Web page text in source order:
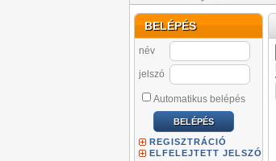
BELÉPÉS
név
jelszó
Automatikus belépés
REGISZTRÁCIÓ
ELFELEJTETT JELSZÓ